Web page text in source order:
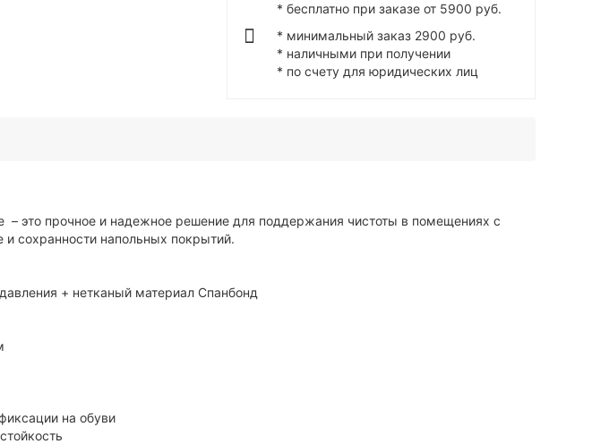
* бесплатно при заказе от 5900 руб.
* минимальный заказ 2900 руб.
* наличными при получении
* по счету для юридических лиц
это прочное и надежное решение для поддержания чистоты в помещениях с
сохранности напольных покрытий.
+ нетканый материал Спанбонд
на обуви